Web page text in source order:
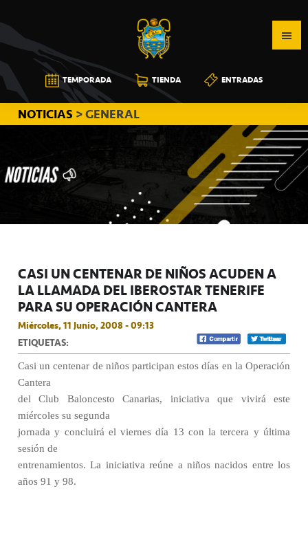
a
la
navegación
principal
al
contenido
principal
a
la
barra
lateral
principal
CB
CANARIAS
TEMPORADA TIENDA ENTRADAS
NOTICIAS > GENERAL
CASI UN CENTENAR DE NIÑOS ACUDEN A
LA LLAMADA DEL IBEROSTAR TENERIFE
PARA SU OPERACIÓN CANTERA
Miércoles, 11 Junio, 2008 - 09:13
ETIQUETAS:
Casi un centenar de niños participan estos días en la Operación
Cantera
del Club Baloncesto Canarias, iniciativa que vivirá este
miércoles su segunda
jornada y concluirá el viernes día 13 con la tercera y última
sesión de
entrenamientos. La iniciativa reúne a niños nacidos entre los
años 91 y 98.